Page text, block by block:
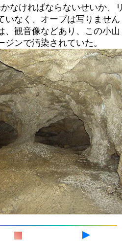
なければならないせいか、
いなく、オーブは写りません
、観音像などあり、この小山
ンで汚染されていた。